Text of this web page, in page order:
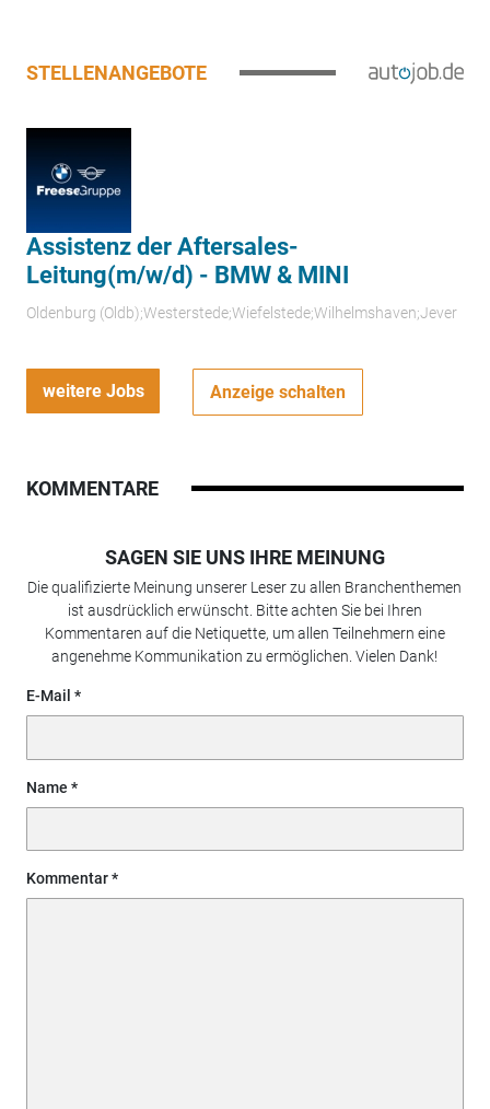
STELLENANGEBOTE
Assistenz der Aftersales-
Leitung(m/w/d) - BMW & MINI
Oldenburg (Oldb);Westerstede;Wiefelstede;Wilhelmshaven;Jever
weitere Jobs Anzeige schalten
KOMMENTARE
SAGEN SIE UNS IHRE MEINUNG
Die qualifizierte Meinung unserer Leser zu allen Branchenthemen
ist ausdrücklich erwünscht. Bitte achten Sie bei Ihren
Kommentaren auf die Netiquette, um allen Teilnehmern eine
angenehme Kommunikation zu ermöglichen. Vielen Dank!
E-Mail
Name
Kommentar